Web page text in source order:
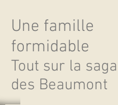
Une famille
formidable
Tout sur la saga
des Beaumont